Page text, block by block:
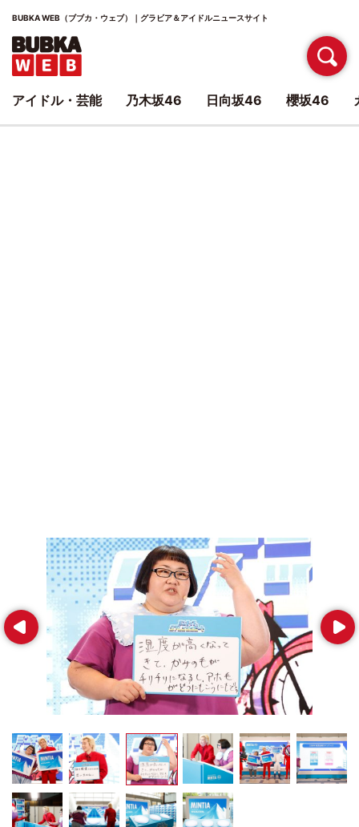
BUBKA WEB（ブブカ・ウェブ）｜グラビア＆アイドルニュースサイト
Prev Next
アイドル・芸能 乃木坂46 日向坂46 櫻坂46